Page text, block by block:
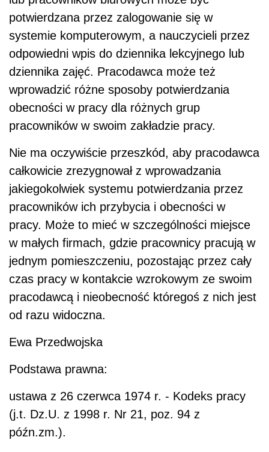
potwierdzana przez zalogowanie się w
systemie komputerowym, a nauczycieli przez
odpowiedni wpis do dziennika lekcyjnego lub
dziennika zajęć. Pracodawca może też
wprowadzić różne sposoby potwierdzania
obecności w pracy dla różnych grup
pracowników w swoim zakładzie pracy.
Nie ma oczywiście przeszkód, aby pracodawca
całkowicie zrezygnował z wprowadzania
jakiegokolwiek systemu potwierdzania przez
pracowników ich przybycia i obecności w
pracy. Może to mieć w szczególności miejsce
w małych firmach, gdzie pracownicy pracują w
jednym pomieszczeniu, pozostając przez cały
czas pracy w kontakcie wzrokowym ze swoim
pracodawcą i nieobecność któregoś z nich jest
od razu widoczna.
Ewa Przedwojska
Podstawa prawna:
ustawa z 26 czerwca 1974 r. - Kodeks pracy
(j.t. Dz.U. z 1998 r. Nr 21, poz. 94 z
późn.zm.).